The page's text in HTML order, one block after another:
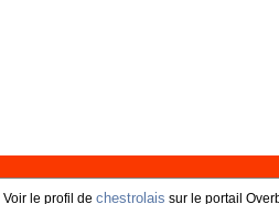
Voir le profil de chestrolais sur le portail